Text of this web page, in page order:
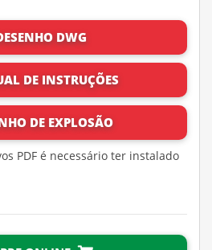
DWG
DE INSTRUÇÕES
DE EXPLOSÃO
PDF é necessário ter instalado